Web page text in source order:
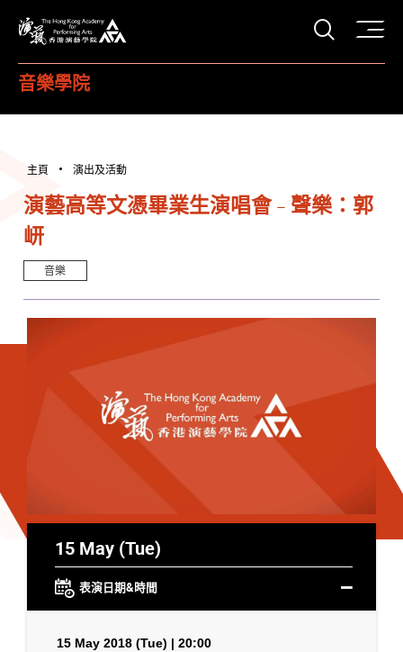
打開
音樂學院
主頁 演出及活動
演藝高等文憑畢業生演唱會 - 聲樂：郭
岍
音樂
15 May (Tue)
表演日期&時間
15 May 2018 (Tue) | 20:00